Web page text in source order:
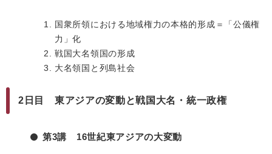
国衆所領における地域権力の本格的形成＝「公儀権
力」化
戦国大名領国の形成
大名領国と列島社会
2日目 東アジアの変動と戦国大名・統一政権
第3講 16世紀東アジアの大変動